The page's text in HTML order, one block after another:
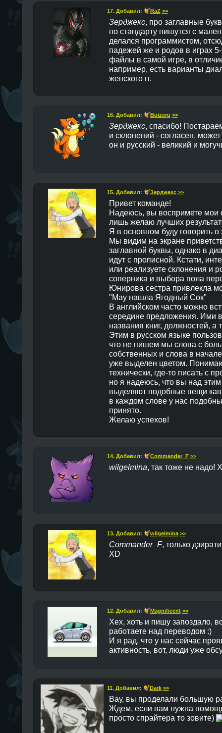
17. Добавил: RaZ >>
Зерджекс, про заглавные
по стандарту пишутся с
делался программистом,
падежей же и родов в играх
файлы в самой игре, в
например, есть варианты
женского гг.
16. Добавил: Buizeru >>
Зерджекс, спасибо!
и склонений - согласен,
он и русский - великий и
15. Добавил: Зерджекс >>
Привет команде!
Надеюсь, вы воспримете
лишь желаю лучших
Я в основном буду говорить о
Мы видим на экране
заглавной буквы, однако в
идут с прописной. Кстати,
или реализуете склонения и
соперника и выбора пола
Юнирова сестра привлекла
"Мау нашла Ягодный Сок"
В английском часто можно
середине предложения. Ими
названия книг, должностей, а
Этим в русском языке
что не пишем мы слова с
собственных и слова в
уже выделен цветом.
технически, где-то писать с
но я надеюсь, что вы над
выделяют подобные вещи
в каждом слове у нас
принято.
Желаю успехов!
14. Добавил: Commander_F >>
wilgelmina, так тоже не надо!
13. Добавил: wilgelmina >>
Commander_F, только
ХD
12. Добавил: Magnificent >>
Хех, хоть и пишу запоздало,
работаете над переводом :)
И я рад, что у нас сейчас
активность, вот, люди уже
11. Добавил: Dark >>
Вау, вы проделали большую
Ждем, если вам нужна
просто спрайтера то зовите)